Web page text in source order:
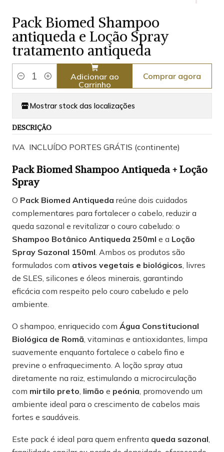
Pack Biomed Shampoo
antiqueda e Loção Spray
tratamento antiqueda
Quantidade
Adicionar ao
Carrinho
Comprar agora
Mostrar stock das localizações
DESCRIÇÃO
IVA INCLUÍDO PORTES GRÁTIS (continente)
Pack Biomed Shampoo Antiqueda + Loção
Spray
O Pack Biomed Antiqueda reúne dois cuidados
complementares para fortalecer o cabelo, reduzir a
queda sazonal e revitalizar o couro cabeludo: o
Shampoo Botânico Antiqueda 250ml e a Loção
Spray Sazonal 150ml. Ambos os produtos são
formulados com ativos vegetais e biológicos, livres
de SLES, silicones e óleos minerais, garantindo
eficácia com respeito pelo couro cabeludo e pelo
ambiente.
O shampoo, enriquecido com Água Constitucional
Biológica de Romã, vitaminas e antioxidantes, limpa
suavemente enquanto fortalece o cabelo fino e
previne o enfraquecimento. A loção spray atua
diretamente na raiz, estimulando a microcirculação
com mirtilo preto, limão e peónia, promovendo um
ambiente ideal para o crescimento de cabelos mais
fortes e saudáveis.
Este pack é ideal para quem enfrenta queda sazonal,